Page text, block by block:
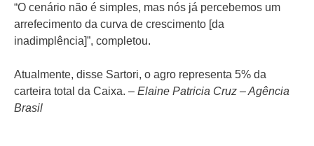
“O cenário não é simples, mas nós já percebemos um
arrefecimento da curva de crescimento [da
inadimplência]”, completou.
Atualmente, disse Sartori, o agro representa 5% da
carteira total da Caixa. – Elaine Patricia Cruz – Agência
Brasil